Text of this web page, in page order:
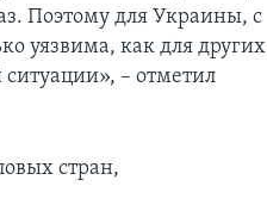
Поэтому для Украины, с
уязвима, как для других
– отметил
стран,